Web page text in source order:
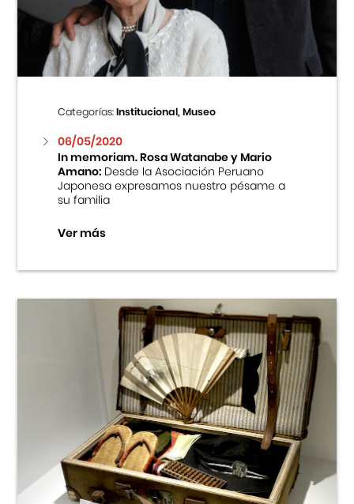
Centro Cultural Peruano Japonés
Cursos
Museo de la Inmigración Japonesa
Fondo Editorial
Teatro Peruano Japonés
Categorías:Institucional, Museo
06/05/2020
In memoriam. Rosa Watanabe y Mario
Amano:Desde la Asociación Peruano
Japonesa expresamos nuestro pésame a
su familia
Ver más